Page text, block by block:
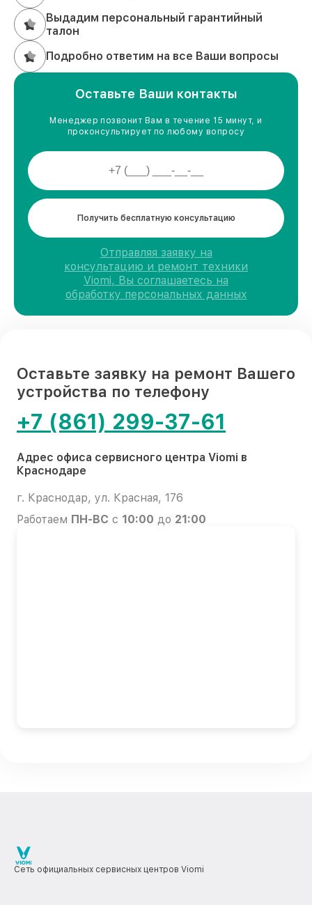
Выдадим персональный гарантийный
талон
Подробно ответим на все Ваши вопросы
Оставьте Ваши контакты
Менеджер позвонит Вам в течение 15 минут, и
проконсультирует по любому вопросу
Получить бесплатную консультацию
Отправляя заявку на
консультацию и ремонт техники
Viomi, Вы соглашаетесь на
обработку персональных данных
Оставьте заявку на ремонт Вашего
устройства по телефону
+7 (861) 299-37-61
Адрес офиса сервисного центра Viomi в
Краснодаре
г. Краснодар, ул. Красная, 176
Работаем ПН-ВС с 10:00 до 21:00
Сеть официальных сервисных центров Viomi